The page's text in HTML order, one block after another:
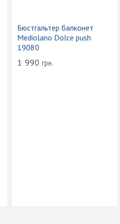
Бюстгальтер балконет
Mediolano Dolce push
19080
1 990 грн.